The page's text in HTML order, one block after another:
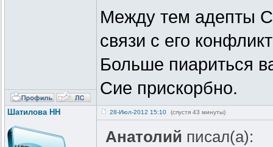
Между тем адепты
связи с его
Больше пиариться
Сие прискорбно.
Шатилова НН 28-Июл-2012 15:10 (спустя 43 минуты)
Анатолий писал(а):